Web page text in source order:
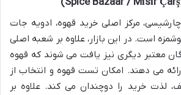
چارشیسی، مرکز اصلی خرید قهوه، ادویه جات
است. در این بازار، علاوه بر شعبه اصلی
معتبر دیگری نیز یافت می شوند که قهوه
می دهند. امکان تست قهوه و انتخاب از
لذت خرید را دوچندان می کند. علاوه بر